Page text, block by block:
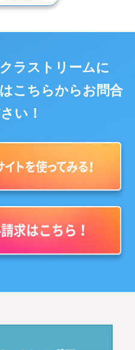
ラストリームに
こちらからお問合
い！